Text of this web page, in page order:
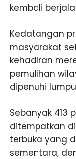
kembali
Kedatangan
masyarakat
kehadiran
pemulihan
dipenuhi
Sebanyak 413
ditempatkan
terbuka yang
sementara,